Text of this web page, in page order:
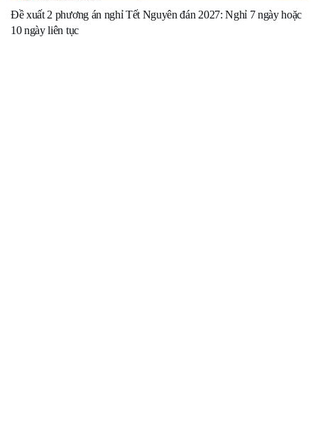
Đề xuất 2 phương án nghỉ Tết Nguyên đán 2027: Nghỉ 7 ngày hoặc
10 ngày liên tục